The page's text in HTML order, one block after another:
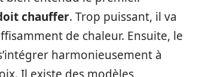
chauffer. Trop puissant, il va
de chaleur. Ensuite, le
harmonieusement à